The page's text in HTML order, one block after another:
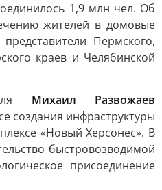
1,9 млн чел. Об
жителей в домовые
Пермского,
краев и Челябинской
Михаил Развожаев
создания инфраструктуры
«Новый Херсонес». В
быстровозводимой
присоединение